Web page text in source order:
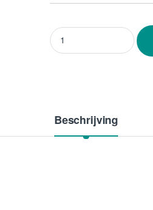
Viparspectra LED P600
Beschrijving